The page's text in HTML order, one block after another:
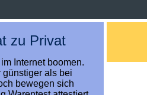
zu Privat
Internet boomen.
als bei
bewegen sich